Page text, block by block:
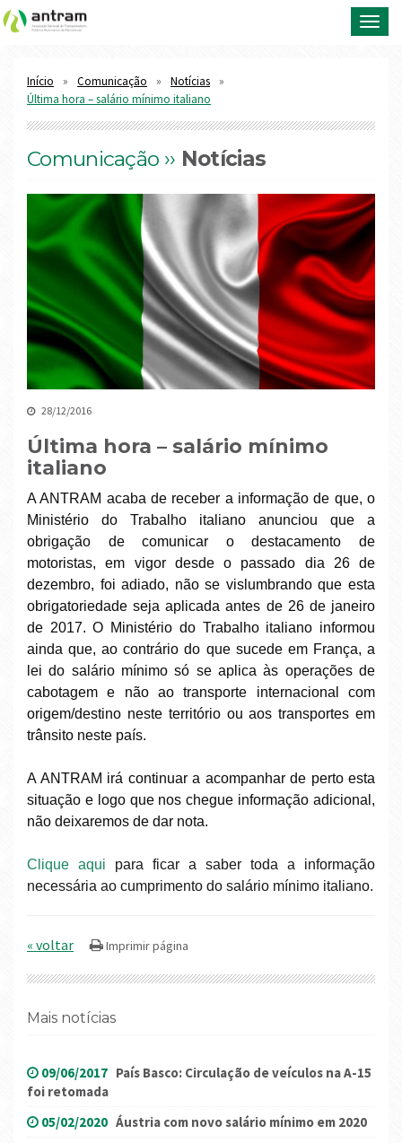
Início Comunicação
Notícias
Última hora – salário mínimo italiano
Comunicação ›› Notícias
28/12/2016
Última hora – salário mínimo
italiano
A ANTRAM acaba de receber a informação de que, o
Ministério do Trabalho italiano anunciou que a
obrigação de comunicar o destacamento de
motoristas, em vigor desde o passado dia 26 de
dezembro, foi adiado, não se vislumbrando que esta
obrigatoriedade seja aplicada antes de 26 de janeiro
de 2017. O Ministério do Trabalho italiano informou
ainda que, ao contrário do que sucede em França, a
lei do salário mínimo só se aplica às operações de
cabotagem e não ao transporte internacional com
origem/destino neste território ou aos transportes em
trânsito neste país.
A ANTRAM irá continuar a acompanhar de perto esta
situação e logo que nos chegue informação adicional,
não deixaremos de dar nota.
Clique aqui
para ficar a saber toda a informação
necessária ao cumprimento do salário mínimo italiano.
« voltar
Mais notícias
09/06/2017 País Basco: Circulação de veículos na A-15
foi retomada
05/02/2020 Áustria com novo salário mínimo em 2020